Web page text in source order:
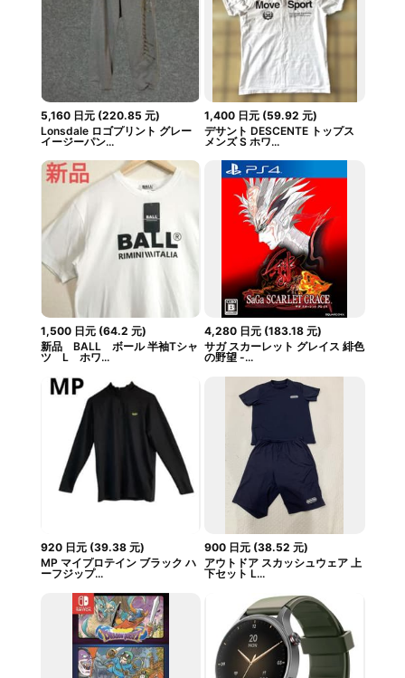
5,160 日元(220.85 元)
Lonsdale ロゴプリント グレー
イージーパン...
1,400 日元 (59.92 元)
デサント DESCENTE トップス
メンズ S ホワ...
1,500 日元(64.2 元)
新品 BALL ボール 半袖Tシャ
ツ L ホワ...
4,280 日元 (183.18 元)
サガ スカーレット グレイス 緋色
の野望 -...
920 日元(39.38 元)
MP マイプロテイン ブラック ハ
ーフジップ...
900 日元 (38.52 元)
アウトドア スカッシュウェア 上
下セット L...